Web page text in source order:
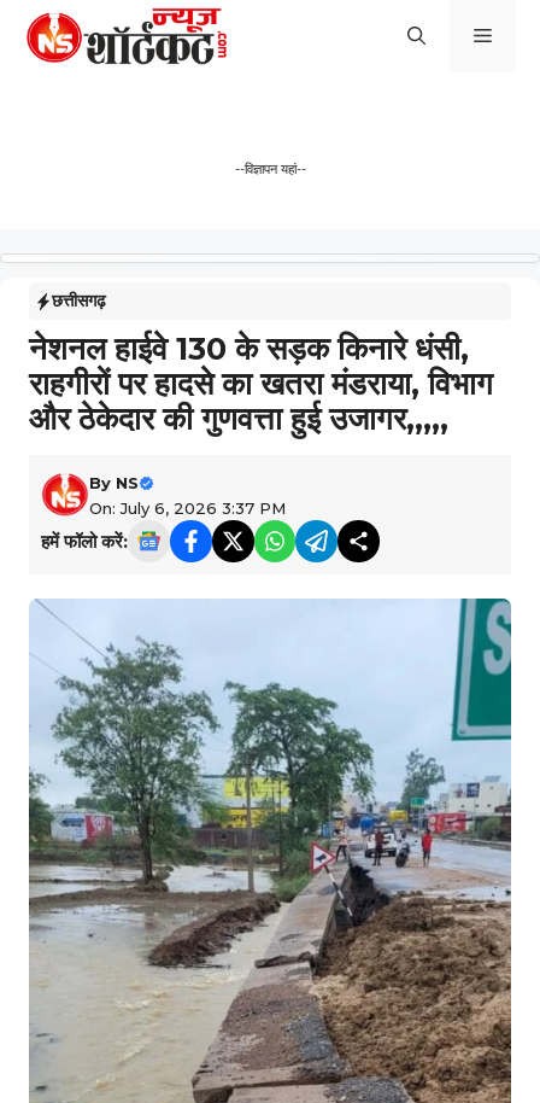
Skip
--विज्ञापन यहां--
छत्तीसगढ़
नेशनल हाईवे 130 के सड़क किनारे धंसी,
राहगीरों पर हादसे का खतरा मंडराया, विभाग
और ठेकेदार की गुणवत्ता हुई उजागर,,,,,
By NS
On: July 6, 2026 3:37 PM
हमें फॉलो करें: